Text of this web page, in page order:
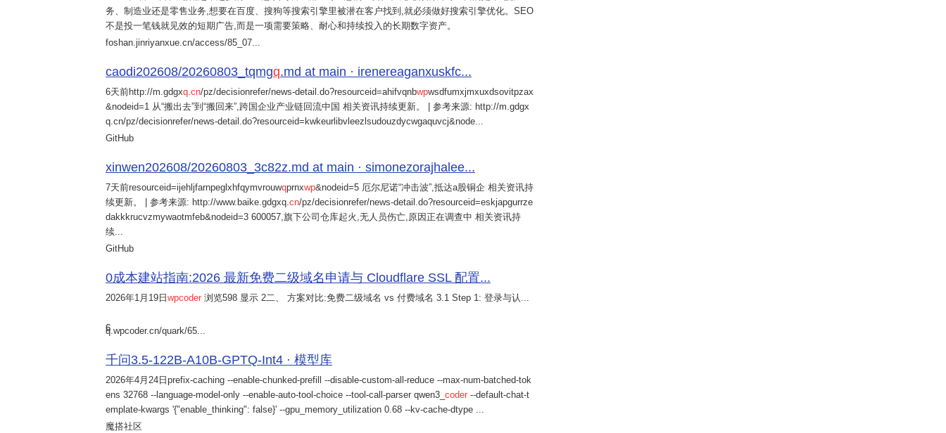
务、制造业还是零售业务,想要在百度、搜狗等搜索引擎里被潜在客户找到,就必须做好搜索引擎优化。SEO
不是投一笔钱就见效的短期广告,而是一项需要策略、耐心和持续投入的长期数字资产。
foshan.jinriyanxue.cn/access/85_07...
caodi202608/20260803_tqmgq.md at main · irenereaganxuskfc...
6天前http://m.gdgxq cn/pz/decisionrefer/news-detail.do?resourceid=ahifvqnbwpwsdfumxjmxuxdsovitpzax
&nodeid=1 从“搬出去”到“搬回来”,跨国企业产业链回流中国 相关资讯持续更新。 | 参考来源: http://m.gdgx
q.cn/pz/decisionrefer/news-detail.do?resourceid=kwkeurlibvleezlsudouzdycwgaquvcj&node...
GitHub
xinwen202608/20260803_3c82z.md at main · simonezorajhalee...
7天前resourceid=ijehljfarnpeglxhfqymvrouwqprnxwp&nodeid=5 厄尔尼诺“冲击波”,抵达a股铜企 相关资讯持
续更新。 | 参考来源: http://www.baike.gdgxq. cn/pz/decisionrefer/news-detail.do?resourceid=eskjapgurrze
dakkkrucvzmywaotmfeb&nodeid=3 600057,旗下公司仓库起火,无人员伤亡,原因正在调查中 相关资讯持
续...
GitHub
0成本建站指南:2026 最新免费二级域名申请与 Cloudflare SSL 配置...
2026年1月19日wpcoder 浏览598 显示 2二、 方案对比:免费二级域名 vs 付费域名 3.1 Step 1: 登录与认...
6
q.wpcoder.cn/quark/65...
千问3.5-122B-A10B-GPTQ-Int4 · 模型库
2026年4月24日 prefix-caching --enable-chunked-prefill --disable-custom-all-reduce --max-num-batched-tok
ens 32768 --language-model-only --enable-auto-tool-choice --tool-call-parser qwen3_ coder --default-chat-t
emplate-kwargs '{"enable_thinking": false}' --gpu_memory_utilization 0.68 --kv-cache-dtype ...
魔搭社区